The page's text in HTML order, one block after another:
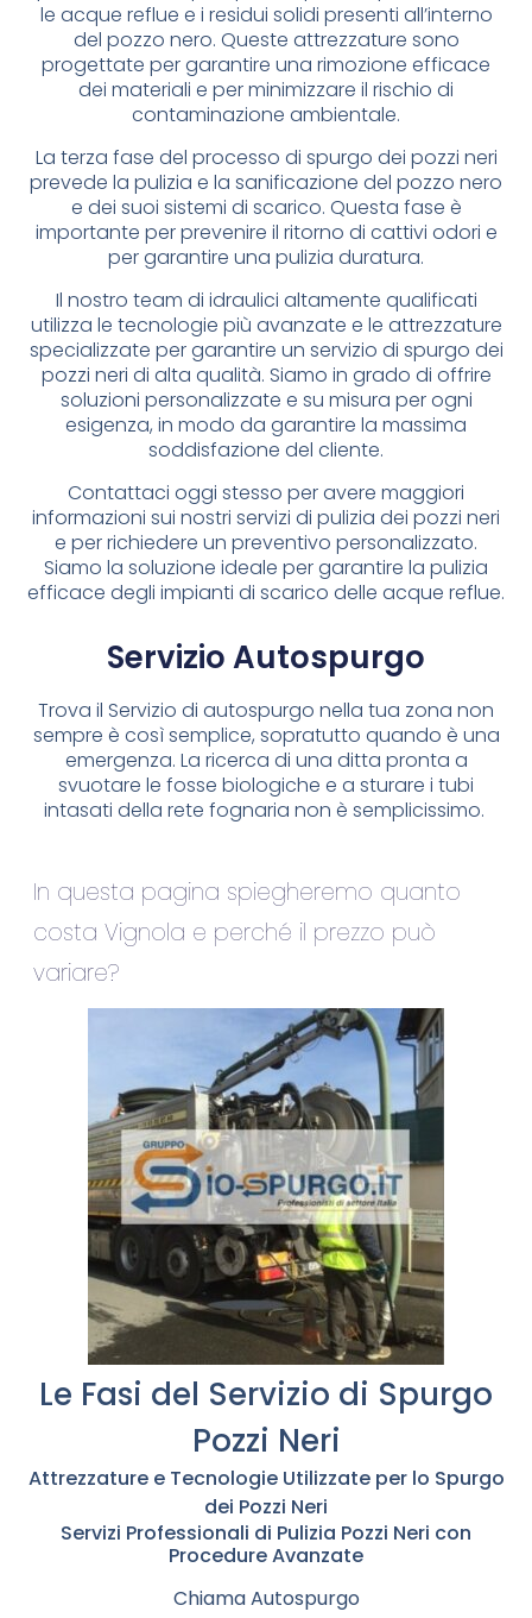
le acque reflue e i residui solidi presenti all’interno
del pozzo nero. Queste attrezzature sono
progettate per garantire una rimozione efficace
dei materiali e per minimizzare il rischio di
contaminazione ambientale.
La terza fase del processo di spurgo dei pozzi neri
prevede la pulizia e la sanificazione del pozzo nero
e dei suoi sistemi di scarico. Questa fase è
importante per prevenire il ritorno di cattivi odori e
per garantire una pulizia duratura.
Il nostro team di idraulici altamente qualificati
utilizza le tecnologie più avanzate e le attrezzature
specializzate per garantire un servizio di spurgo dei
pozzi neri di alta qualità. Siamo in grado di offrire
soluzioni personalizzate e su misura per ogni
esigenza, in modo da garantire la massima
soddisfazione del cliente.
Contattaci oggi stesso per avere maggiori
informazioni sui nostri servizi di pulizia dei pozzi neri
e per richiedere un preventivo personalizzato.
Siamo la soluzione ideale per garantire la pulizia
efficace degli impianti di scarico delle acque reflue.
Servizio Autospurgo
Trova il Servizio di autospurgo nella tua zona non
sempre è così semplice, sopratutto quando è una
emergenza. La ricerca di una ditta pronta a
svuotare le fosse biologiche e a sturare i tubi
intasati della rete fognaria non è semplicissimo.
In questa pagina spiegheremo quanto
costa Vignola e perché il prezzo può
variare?
Le Fasi del Servizio di Spurgo
Pozzi Neri
Attrezzature e Tecnologie Utilizzate per lo Spurgo
dei Pozzi Neri
Servizi Professionali di Pulizia Pozzi Neri con
Procedure Avanzate
Chiama Autospurgo